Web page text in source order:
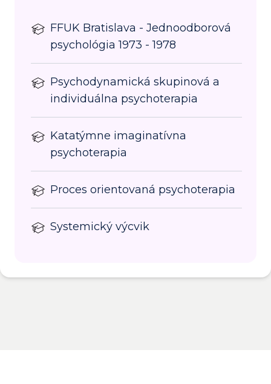
FFUK Bratislava - Jednoodborová
psychológia 1973 - 1978
Psychodynamická skupinová a
individuálna psychoterapia
Katatýmne imaginatívna
psychoterapia
Proces orientovaná psychoterapia
Systemický výcvik